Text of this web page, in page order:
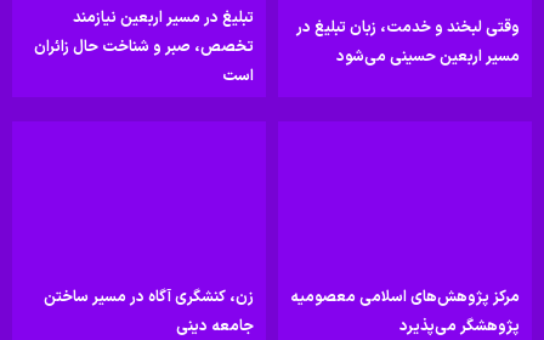
وقتی لبخند و خدمت، زبان تبلیغ در
مسیر اربعین حسینی می‌شود
تبلیغ در مسیر اربعین نیازمند
تخصص، صبر و شناخت حال زائران
است
مرکز پژوهش‌های اسلامی معصومیه
پژوهشگر می‌پذیرد
زن، کنشگری آگاه در مسیر ساختن
جامعه دینی